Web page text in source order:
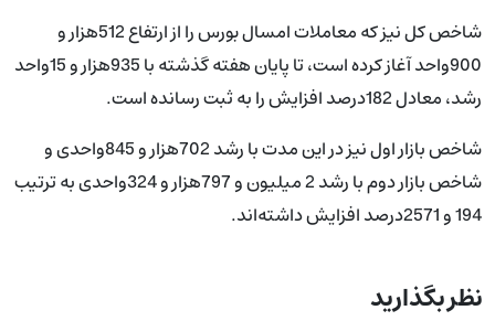
شاخص کل نیز که معاملات امسال بورس را از ارتفاع 512هزار و
900واحد آغاز کرده است، تا پایان هفته گذشته با 935هزار و 15واحد
رشد، معادل 182درصد افزایش را به ثبت رسانده است.
شاخص بازار اول نیز در این مدت با رشد 702هزار و 845واحدی و
شاخص بازار دوم با رشد 2 میلیون و 797هزار و 324واحدی به ترتیب
194 و 2571درصد افزایش داشته‌اند.
نظر بگذارید